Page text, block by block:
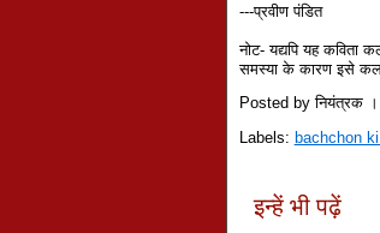
---प्रवीण पंडित
नोट- यद्यपि यह कविता
समस्या के कारण इसे कल
Posted by नियंत्रक
Labels: bachchon
इन्हें भी पढ़ें